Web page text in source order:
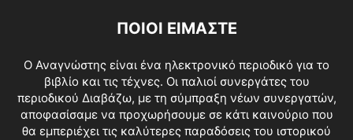
ΠΟΙΟΙ ΕΙΜΑΣΤΕ
O Αναγνώστης είναι ένα ηλεκτρονικό περιοδικό για το
βιβλίο και τις τέχνες. Οι παλιοί συνεργάτες του
περιοδικού Διαβάζω, με τη σύμπραξη νέων συνεργατών,
αποφασίσαμε να προχωρήσουμε σε κάτι καινούριο που
θα εμπεριέχει τις καλύτερες παραδόσεις του ιστορικού